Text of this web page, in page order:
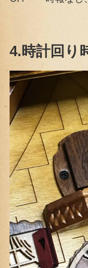
4.時計回り